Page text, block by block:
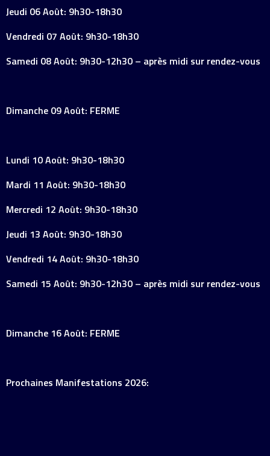
Jeudi 06 Août: 9h30-18h30
Vendredi 07 Août: 9h30-18h30
Samedi 08 Août: 9h30-12h30 – après midi sur rendez-vous
Dimanche 09 Août: FERME
Lundi 10 Août: 9h30-18h30
Mardi 11 Août: 9h30-18h30
Mercredi 12 Août: 9h30-18h30
Jeudi 13 Août: 9h30-18h30
Vendredi 14 Août: 9h30-18h30
Samedi 15 Août: 9h30-12h30 – après midi sur rendez-vous
Dimanche 16 Août: FERME
Prochaines Manifestations 2026: